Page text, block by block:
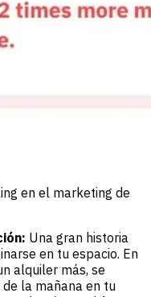
en el marketing de
Una gran historia
en tu espacio. En
alquiler más, se
la mañana en tu